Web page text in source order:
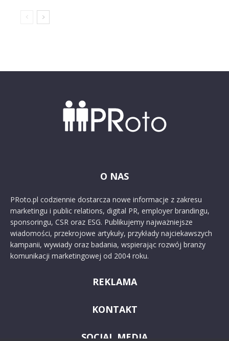
O NAS
PRoto.pl codziennie dostarcza nowe informacje z zakresu
marketingu i public relations, digital PR, employer brandingu,
sponsoringu, CSR oraz ESG. Publikujemy najważniejsze
wiadomości, przekrojowe artykuły, przykłady najciekawszych
kampanii, wywiady oraz badania, wspierając rozwój branży
komunikacji marketingowej od 2004 roku.
REKLAMA
KONTAKT
SOCIAL MEDIA